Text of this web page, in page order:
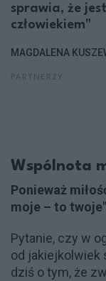
sprawia, że
człowiekiem"
MAGDALENA
Wspólnota
Ponieważ
moje – to
Pytanie, czy w
od jakiejkolwiek
dziś o tym, że